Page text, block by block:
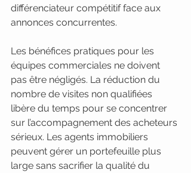
différenciateur compétitif face aux
annonces concurrentes.
Les bénéfices pratiques pour les
équipes commerciales ne doivent
pas être négligés. La réduction du
nombre de visites non qualifiées
libère du temps pour se concentrer
sur l’accompagnement des acheteurs
sérieux. Les agents immobiliers
peuvent gérer un portefeuille plus
large sans sacrifier la qualité du